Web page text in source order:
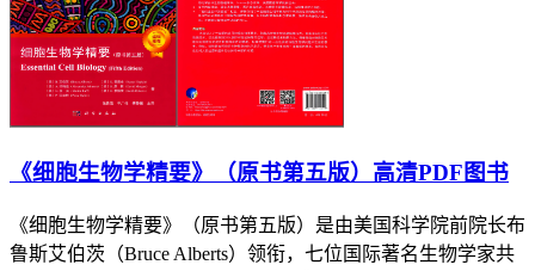
《细胞生物学精要》（原书第五版）高清PDF图书
《细胞生物学精要》（原书第五版）是由美国科学院前院长布
鲁斯艾伯茨（Bruce Alberts）领衔，七位国际著名生物学家共